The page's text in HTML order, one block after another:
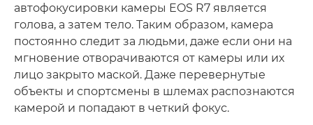
автофокусировки камеры EOS R7 является
голова, а затем тело. Таким образом, камера
постоянно следит за людьми, даже если они на
мгновение отворачиваются от камеры или их
лицо закрыто маской. Даже перевернутые
объекты и спортсмены в шлемах распознаются
камерой и попадают в четкий фокус.